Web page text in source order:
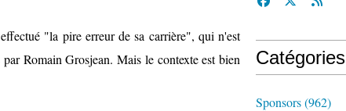
"la pire erreur de sa carrière", qui n'est
Romain Grosjean. Mais le contexte est bien
Catégories
Sponsors(962)